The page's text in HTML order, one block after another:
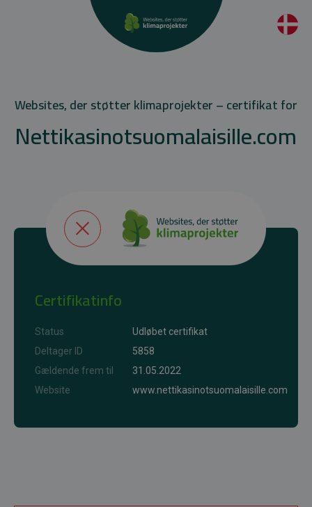
Websites, der støtter klimaprojekter – certifikat for
Nettikasinotsuomalaisille.com
Certifikatinfo
Status
Udløbet certifikat
Deltager ID
5858
Gældende frem til
31.05.2022
Website
www.nettikasinotsuomalaisille.com